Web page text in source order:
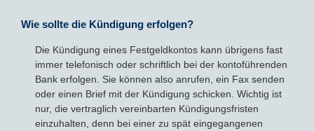
Wie sollte die Kündigung erfolgen?
Die Kündigung eines Festgeldkontos kann übrigens fast
immer telefonisch oder schriftlich bei der kontoführenden
Bank erfolgen. Sie können also anrufen, ein Fax senden
oder einen Brief mit der Kündigung schicken. Wichtig ist
nur, die vertraglich vereinbarten Kündigungsfristen
einzuhalten, denn bei einer zu spät eingegangenen